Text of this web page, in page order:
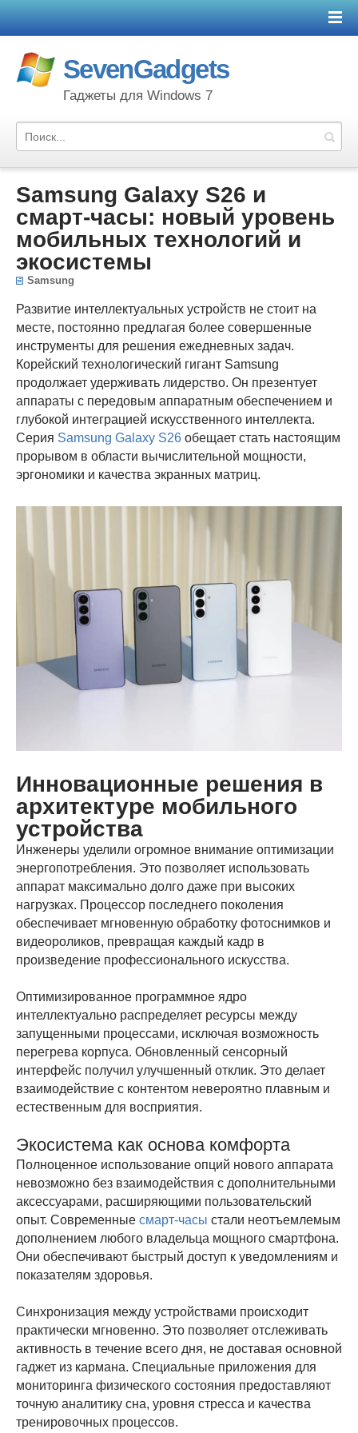
SevenGadgets
Гаджеты для Windows 7
Samsung Galaxy S26 и
смарт-часы: новый уровень
мобильных технологий и
экосистемы
Samsung
Развитие интеллектуальных устройств не стоит на
месте, постоянно предлагая более совершенные
инструменты для решения ежедневных задач.
Корейский технологический гигант Samsung
продолжает удерживать лидерство. Он презентует
аппараты с передовым аппаратным обеспечением и
глубокой интеграцией искусственного интеллекта.
Серия Samsung Galaxy S26 обещает стать настоящим
прорывом в области вычислительной мощности,
эргономики и качества экранных матриц.
Инновационные решения в
архитектуре мобильного
устройства
Инженеры уделили огромное внимание оптимизации
энергопотребления. Это позволяет использовать
аппарат максимально долго даже при высоких
нагрузках. Процессор последнего поколения
обеспечивает мгновенную обработку фотоснимков и
видеороликов, превращая каждый кадр в
произведение профессионального искусства.
Оптимизированное программное ядро
интеллектуально распределяет ресурсы между
запущенными процессами, исключая возможность
перегрева корпуса. Обновленный сенсорный
интерфейс получил улучшенный отклик. Это делает
взаимодействие с контентом невероятно плавным и
естественным для восприятия.
Экосистема как основа комфорта
Полноценное использование опций нового аппарата
невозможно без взаимодействия с дополнительными
аксессуарами, расширяющими пользовательский
опыт. Современные смарт-часы стали неотъемлемым
дополнением любого владельца мощного смартфона.
Они обеспечивают быстрый доступ к уведомлениям и
показателям здоровья.
Синхронизация между устройствами происходит
практически мгновенно. Это позволяет отслеживать
активность в течение всего дня, не доставая основной
гаджет из кармана. Специальные приложения для
мониторинга физического состояния предоставляют
точную аналитику сна, уровня стресса и качества
тренировочных процессов.